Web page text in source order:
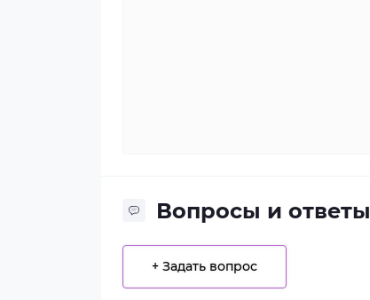
Вопросы и ответы
+ Задать вопрос